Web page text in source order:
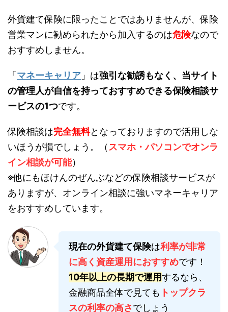
外貨建て保険に限ったことではありませんが、保険
営業マンに勧められたから加入するのは危険なので
おすすめしません。
「 マネーキャリア 」は強引な勧誘もなく、当サイト
の管理人が自信を持っておすすめできる保険相談サ
ービスの1つです。
保険相談は完全無料となっておりますので活用しな
いほうが損でしょう。（スマホ・パソコンでオンラ
イン相談が可能）
※他にもほけんのぜんぶなどの保険相談サービスが
ありますが、オンライン相談に強いマネーキャリア
をおすすめしています。
現在の外貨建て保険は利率が非常
に高く資産運用におすすめです！
10年以上の長期で運用するなら、
金融商品全体で見ても トップクラ
スの利率の高さでしょう